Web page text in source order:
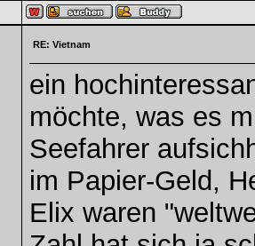
RE: Vietnam
ein
möchte, was es
Seefahrer
im Papier-Geld,
Elix waren